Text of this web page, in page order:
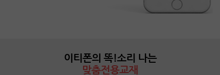
이티폰의 똑!소리 나는
맞춤전용교재